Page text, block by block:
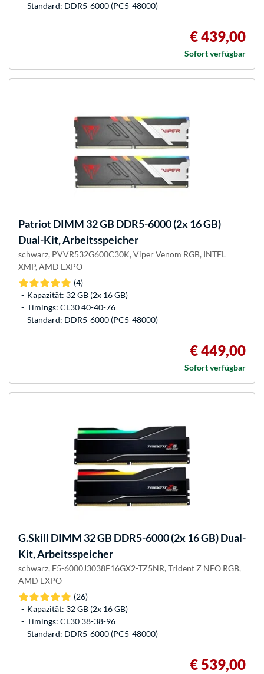
Standard: DDR5-6000 (PC5-48000)
€ 439,00
Sofort verfügbar
PatriotDIMM 32 GB DDR5-6000 (2x 16 GB)
Dual-Kit, Arbeitsspeicher
schwarz, PVVR532G600C30K, Viper Venom RGB, INTEL
XMP, AMD EXPO
(4)
Kapazität: 32 GB (2x 16 GB)
Timings: CL30 40-40-76
Standard: DDR5-6000 (PC5-48000)
€ 449,00
Sofort verfügbar
G.Skill DIMM 32 GB DDR5-6000 (2x 16 GB) Dual-
Kit, Arbeitsspeicher
schwarz, F5-6000J3038F16GX2-TZ5NR, Trident Z NEO RGB,
AMD EXPO
(26)
Kapazität: 32 GB (2x 16 GB)
Timings: CL30 38-38-96
Standard: DDR5-6000 (PC5-48000)
€ 539,00